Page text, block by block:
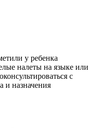
у ребенка
налеты на языке или
с
и назначения